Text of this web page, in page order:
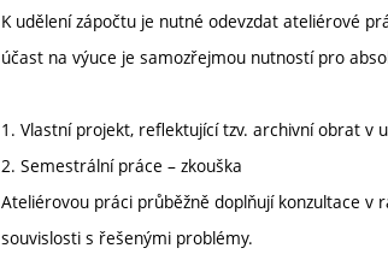
K udělení zápočtu je nutné odevzdat ateliérové
účast na výuce je samozřejmou nutností pro
1. Vlastní projekt, reflektující tzv. archivní obrat v
2. Semestrální práce – zkouška
Ateliérovou práci průběžně doplňují konzultace v
souvislosti s řešenými problémy.